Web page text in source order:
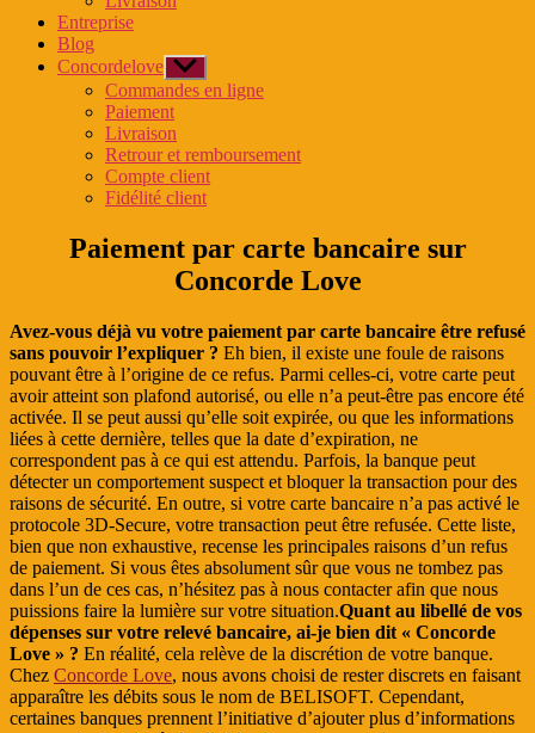
Entreprise
Blog
Concordelove Afficher
le
sous-
menu
Commandes en ligne
Paiement
Livraison
Retrour et remboursement
Compte client
Fidélité client
Paiement par carte bancaire sur
Concorde Love
Avez-vous déjà vu votre paiement par carte bancaire être refusé
sans pouvoir l’expliquer ? Eh bien, il existe une foule de raisons
pouvant être à l’origine de ce refus. Parmi celles-ci, votre carte peut
avoir atteint son plafond autorisé, ou elle n’a peut-être pas encore été
activée. Il se peut aussi qu’elle soit expirée, ou que les informations
liées à cette dernière, telles que la date d’expiration, ne
correspondent pas à ce qui est attendu. Parfois, la banque peut
détecter un comportement suspect et bloquer la transaction pour des
raisons de sécurité. En outre, si votre carte bancaire n’a pas activé le
protocole 3D-Secure, votre transaction peut être refusée. Cette liste,
bien que non exhaustive, recense les principales raisons d’un refus
de paiement. Si vous êtes absolument sûr que vous ne tombez pas
dans l’un de ces cas, n’hésitez pas à nous contacter afin que nous
puissions faire la lumière sur votre situation.Quant au libellé de vos
dépenses sur votre relevé bancaire, ai-je bien dit « Concorde
Love » ? En réalité, cela relève de la discrétion de votre banque.
Chez Concorde Love, nous avons choisi de rester discrets en faisant
apparaître les débits sous le nom de BELISOFT. Cependant,
certaines banques prennent l’initiative d’ajouter plus d’informations